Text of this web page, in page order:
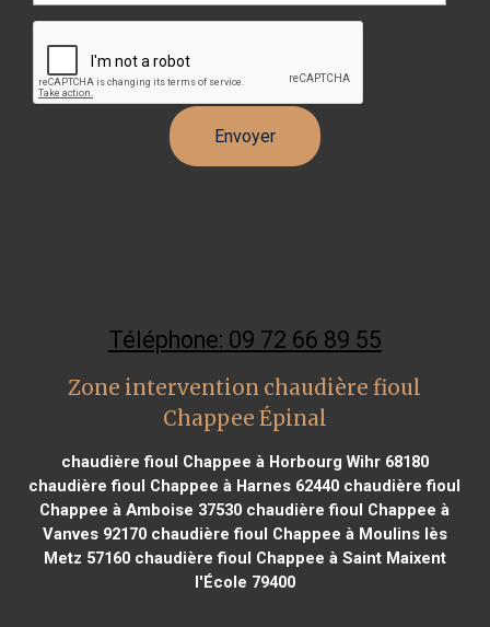
Téléphone: 09 72 66 89 55
Zone intervention chaudière fioul
Chappee Épinal
chaudière fioul Chappee à Horbourg Wihr 68180
chaudière fioul Chappee à Harnes 62440 chaudière fioul
Chappee à Amboise 37530 chaudière fioul Chappee à
Vanves 92170chaudière fioul Chappee à Moulins lès
Metz 57160chaudière fioul Chappee à Saint Maixent
l'École 79400